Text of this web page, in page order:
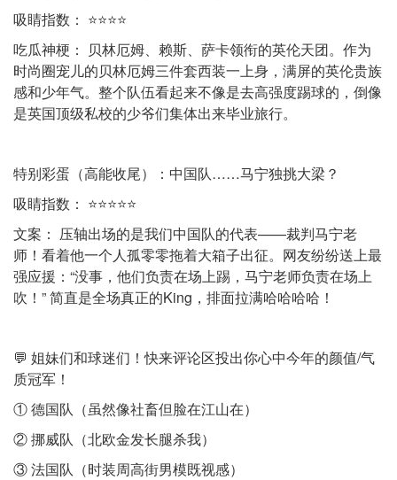
吸睛指数： ⭐⭐⭐⭐
吃瓜神梗： 贝林厄姆、赖斯、萨卡领衔的英伦天团。作为
时尚圈宠儿的贝林厄姆三件套西装一上身，满屏的英伦贵族
感和少年气。整个队伍看起来不像是去高强度踢球的，倒像
是英国顶级私校的少爷们集体出来毕业旅行。
特别彩蛋（高能收尾）：中国队……马宁独挑大梁？
吸睛指数： ⭐⭐⭐⭐⭐
文案： 压轴出场的是我们中国队的代表——裁判马宁老
师！看着他一个人孤零零拖着大箱子出征。网友纷纷送上最
强应援：“没事，他们负责在场上踢，马宁老师负责在场上
吹！” 简直是全场真正的King，排面拉满哈哈哈哈！
💬 姐妹们和球迷们！快来评论区投出你心中今年的颜值/气
质冠军！
① 德国队（虽然像社畜但脸在江山在）
② 挪威队（北欧金发长腿杀我）
③ 法国队（时装周高街男模既视感）